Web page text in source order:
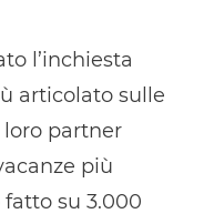
l’inchiesta
articolato sulle
partner
più
su 3.000